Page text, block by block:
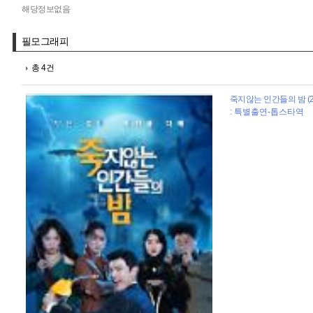
해당정보없음
필모그래피
총 4건
죽지않는 인간들의 밤
: 특별출연-톱스타역